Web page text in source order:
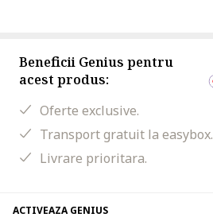
Beneficii Genius pentru
acest produs:
Oferte exclusive.
Transport gratuit la easybox.
Livrare prioritara.
ACTIVEAZA GENIUS